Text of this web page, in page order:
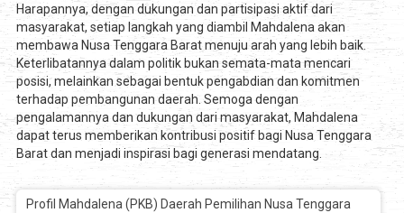
Harapannya, dengan dukungan dan partisipasi aktif dari
masyarakat, setiap langkah yang diambil Mahdalena akan
membawa Nusa Tenggara Barat menuju arah yang lebih baik.
Keterlibatannya dalam politik bukan semata-mata mencari
posisi, melainkan sebagai bentuk pengabdian dan komitmen
terhadap pembangunan daerah. Semoga dengan
pengalamannya dan dukungan dari masyarakat, Mahdalena
dapat terus memberikan kontribusi positif bagi Nusa Tenggara
Barat dan menjadi inspirasi bagi generasi mendatang.
Profil Mahdalena (PKB) Daerah Pemilihan Nusa Tenggara